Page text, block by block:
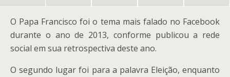
O Papa Francisco foi o tema mais falado no Facebook
durante o ano de 2013, conforme publicou a rede
social em sua retrospectiva deste ano.
O segundo lugar foi para a palavra Eleição, enquanto